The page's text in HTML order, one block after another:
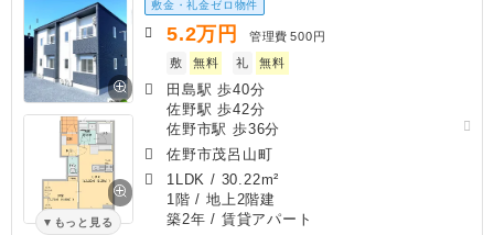
もっと見る
敷金・礼金ゼロ物件
5.2万円 管理費 500円
敷
無料 礼 無料
田島駅 歩40分
佐野駅 歩42分
佐野市駅 歩36分
佐野市茂呂山町
1LDK / 30.22m²
1階 / 地上2階建
築2年 / 賃貸アパート